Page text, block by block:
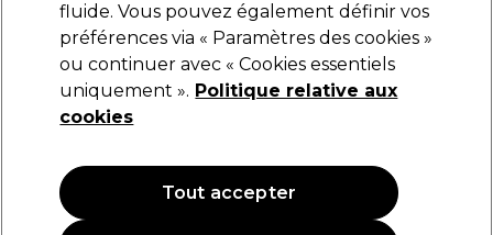
Lômé Paris Ultimate Shampooing Réparateur
37,55 €
NOUVEAU
fluide. Vous pouvez également définir vos
préférences via « Paramètres des cookies »
ou continuer avec « Cookies essentiels
uniquement ». Politique relative aux
cookies
Tout accepter